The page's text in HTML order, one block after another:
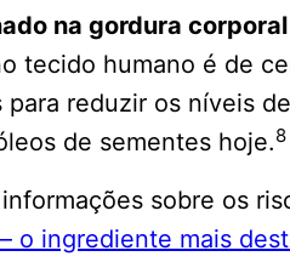
na gordura
tecido humano é de
para reduzir os níveis
de sementes hoje.8
informações sobre os
o ingrediente mais